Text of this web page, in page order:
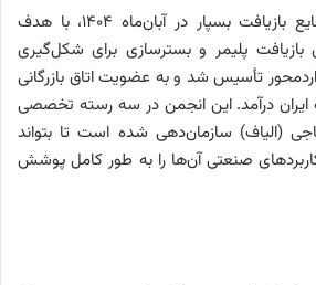
انجمن صنایع بازیافت بسپار در آبان‌ماه ۱۴۰۴، با هدف
بازیافت پلیمر و بسترسازی برای شکل‌گیری
تأسیس شد و به عضویت اتاق بازرگانی
ایران درآمد. این انجمن در سه رسته تخصصی
(الیاف) سازمان‌دهی شده است تا بتواند
صنعتی آن‌ها را به طور کامل پوشش